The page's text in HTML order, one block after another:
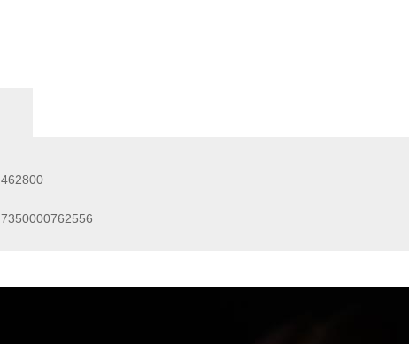
462800
7350000762556